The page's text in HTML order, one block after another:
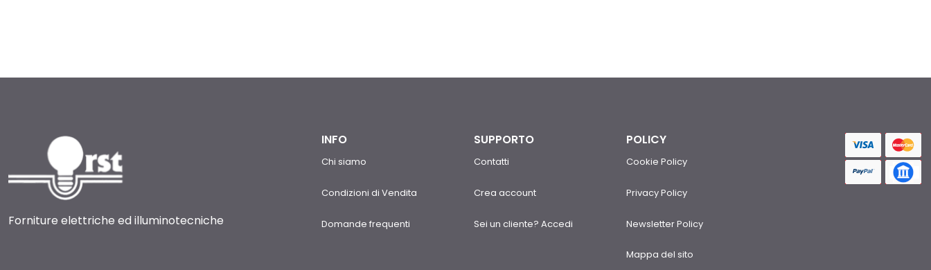
Forniture elettriche ed illuminotecniche
INFO
Chi siamo
Condizioni di Vendita
Domande frequenti
SUPPORTO
Contatti
Crea account
Sei un cliente? Accedi
POLICY
Cookie Policy
Privacy Policy
Newsletter Policy
Mappa del sito